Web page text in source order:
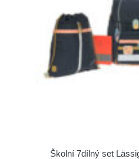
Školní 7dílný set